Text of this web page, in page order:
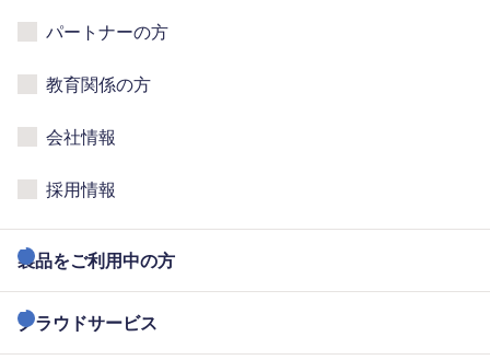
パートナーの方
教育関係の方
会社情報
採用情報
製品をご利用中の方
クラウドサービス